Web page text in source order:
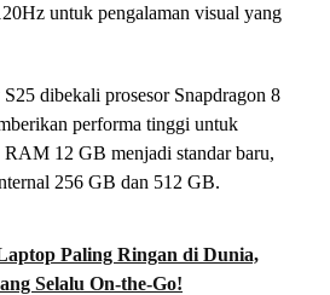
untuk pengalaman visual yang
dibekali prosesor Snapdragon 8
performa tinggi untuk
12 GB menjadi standar baru,
256 GB dan 512 GB.
Paling Ringan di Dunia,
Selalu On-the-Go!